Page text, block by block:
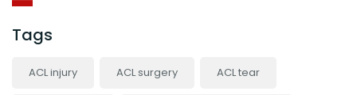
Tags
ACL injury ACL surgery ACL tear